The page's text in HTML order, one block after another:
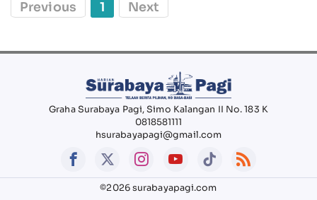
Previous 1 Next
Graha Surabaya Pagi, Simo Kalangan II No. 183 K
0818581111
hsurabayapagi@gmail.com
©2026 surabayapagi.com